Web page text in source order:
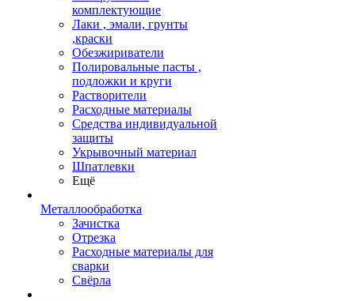
комплектующие
Лаки , эмали, грунты
,краски
Обезжириватели
Полировальные пасты ,
подложки и круги
Растворители
Расходные материалы
Средства индивидуальной
защиты
Укрывочный материал
Шпатлевки
Ещё
Металлообработка
Зачистка
Отрезка
Расходные материалы для
сварки
Свёрла